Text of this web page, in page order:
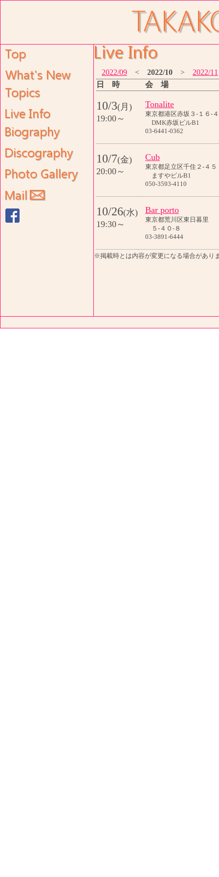
2022/09 < 2022/10 > 2022/11
日 時
会 場
10/3(月)
19:00～
Tonalite
東京都港区赤坂３-１６
DMK赤坂ビルB1
03-6441-0362
10/7(金)
20:00～
Cub
東京都足立区千住２-４５
ますやビルB1
050-3593-4110
10/26(水)
19:30～
Bar porto
東京都荒川区東日暮里
５-４０-８
03-3891-6444
※掲載時とは内容が変更になる場合があり